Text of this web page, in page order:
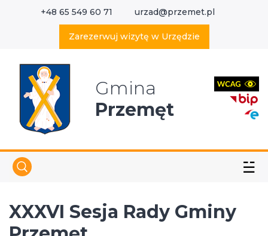
+48 65 549 60 71 urzad@przemet.pl
Zarezerwuj wizytę w Urzędzie
Gmina
Przemęt
☱
XXXVI Sesja Rady Gminy
Wyszukaj w serwisie